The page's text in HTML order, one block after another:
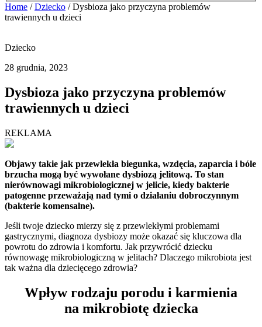
Home / Dziecko / Dysbioza jako przyczyna problemów
trawiennych u dzieci
Dziecko
28 grudnia, 2023
Dysbioza jako przyczyna problemów
trawiennych u dzieci
REKLAMA
Objawy takie jak przewlekła biegunka, wzdęcia, zaparcia i bóle
brzucha mogą być wywołane dysbiozą jelitową. To stan
nierównowagi mikrobiologicznej w jelicie, kiedy bakterie
patogenne przeważają nad tymi o działaniu dobroczynnym
(bakterie komensalne).
Jeśli twoje dziecko mierzy się z przewlekłymi problemami
gastrycznymi, diagnoza dysbiozy może okazać się kluczowa dla
powrotu do zdrowia i komfortu. Jak przywrócić dziecku
równowagę mikrobiologiczną w jelitach? Dlaczego mikrobiota jest
tak ważna dla dziecięcego zdrowia?
Wpływ rodzaju porodu i karmienia
na mikrobiotę dziecka